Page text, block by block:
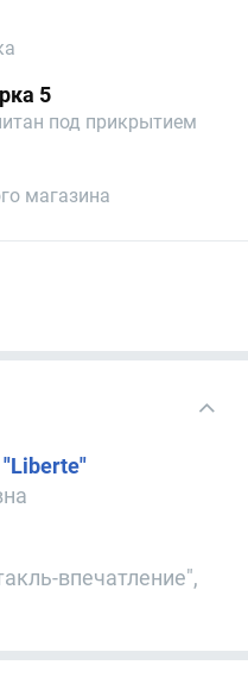
5
под прикрытием
магазина
"Libertе"
впечатление",